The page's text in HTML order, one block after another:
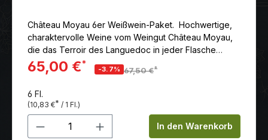
Château Moyau 6er Weißwein-Paket. Hochwertige,
charaktervolle Weine vom Weingut Château Moyau,
die das Terroir des Languedoc in jeder Flasche
widerspiegeln. Das Paket beinhaltet: 3 Stk. 0,75 L.
Flaschen Weißwein Château Moyau La Mer 2024 mit
Château Moyau Blanc de Noirs 2023 mit 13 % vol.
Trocken.Weinbeschreibungen: Trockener Weißwein
Château Moyau La Mer 2024 mit 13,5 % vol. Am
Gaumen intensive Aromen von Birnen, Mandeln und
65,00 €*
-3.7% 67,50 €*
6 Fl.
(10,83 €* / 1 Fl.)
Produkt Anzahl: Gib denIn den Warenkorb